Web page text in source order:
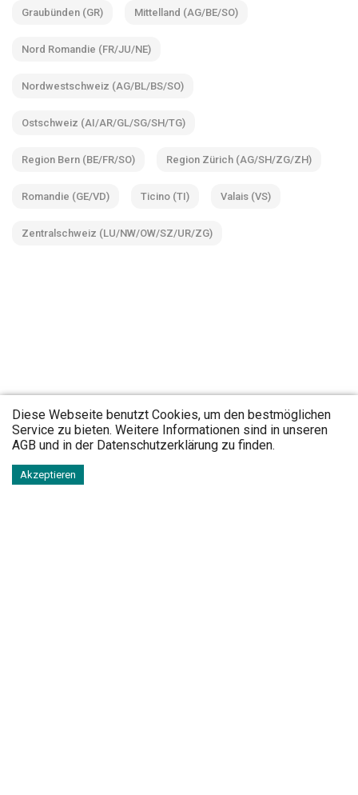
Graubünden (GR) Mittelland (AG/BE/SO)
Nord Romandie (FR/JU/NE)
Nordwestschweiz (AG/BL/BS/SO)
Ostschweiz (AI/AR/GL/SG/SH/TG)
Region Bern (BE/FR/SO) Region Zürich (AG/SH/ZG/ZH)
Romandie (GE/VD) Ticino (TI) Valais (VS)
Zentralschweiz (LU/NW/OW/SZ/UR/ZG)
Diese Webseite benutzt Cookies, um den bestmöglichen
Service zu bieten. Weitere Informationen sind in unseren
AGB und in der Datenschutzerklärung zu finden.
Akzeptieren